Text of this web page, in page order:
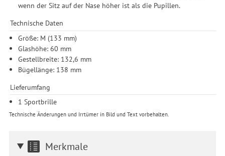
wenn der Sitz auf der Nase höher ist als die Pupillen.
Technische Daten
Größe: M (133 mm)
Glashöhe: 60 mm
Gestellbreite: 132,6 mm
Bügellänge: 138 mm
Lieferumfang
1 Sportbrille
Technische Änderungen und Irrtümer in Bild und Text vorbehalten.
Merkmale